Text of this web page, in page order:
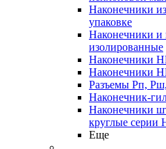
Наконечники
упаковке
Наконечники и
изолированные
Наконечники
Наконечники
Разъемы Рп,
Наконечник-
Наконечники
круглые
Еще